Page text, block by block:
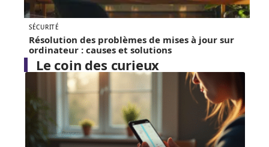
SÉCURITÉ
Résolution des problèmes de mises à jour sur
ordinateur : causes et solutions
Le coin des curieux